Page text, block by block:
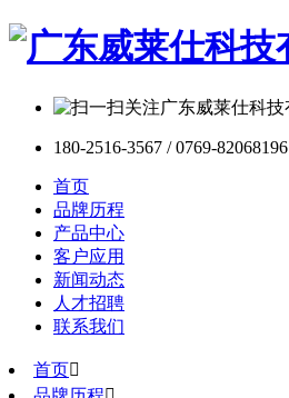
180-2516-3567 / 0769-82068196
首页
品牌历程
产品中心
客户应用
新闻动态
人才招聘
联系我们
首页